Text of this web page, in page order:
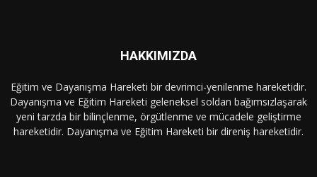
HAKKIMIZDA
Eğitim ve Dayanışma Hareketi bir devrimci-yenilenme hareketidir.
Dayanışma ve Eğitim Hareketi geleneksel soldan bağımsızlaşarak
yeni tarzda bir bilinçlenme, örgütlenme ve mücadele geliştirme
hareketidir. Dayanışma ve Eğitim Hareketi bir direniş hareketidir.